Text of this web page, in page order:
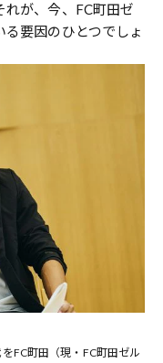
れが、今、FC町田ゼ
要因のひとつでしょ
FC町田（現・FC町田ゼル